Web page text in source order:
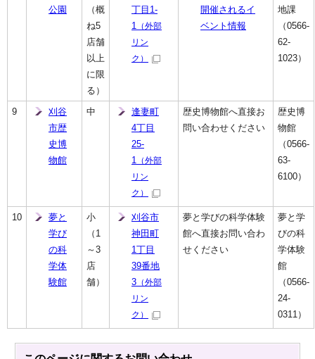
公園
（概
ね5
店舗
以上
に限
る）
丁目1-
1 （外部
リン
ク）
開催されるイ
ベント情報
地課
（0566-
62-
1023）
9
刈谷
市歴
史博
物館
中
逢妻町
4丁目
25-
1 （外部
リン
ク）
歴史博物館へ直接お
問い合わせください
歴史博
物館
（0566-
63-
6100）
10
夢と
学び
の科
学体
験館
小
（1
～3
店
舗）
刈谷市
神田町
1丁目
39番地
3 （外部
リン
ク）
夢と学びの科学体験
館へ直接お問い合わ
せください
夢と学
びの科
学体験
館
（0566-
24-
0311）